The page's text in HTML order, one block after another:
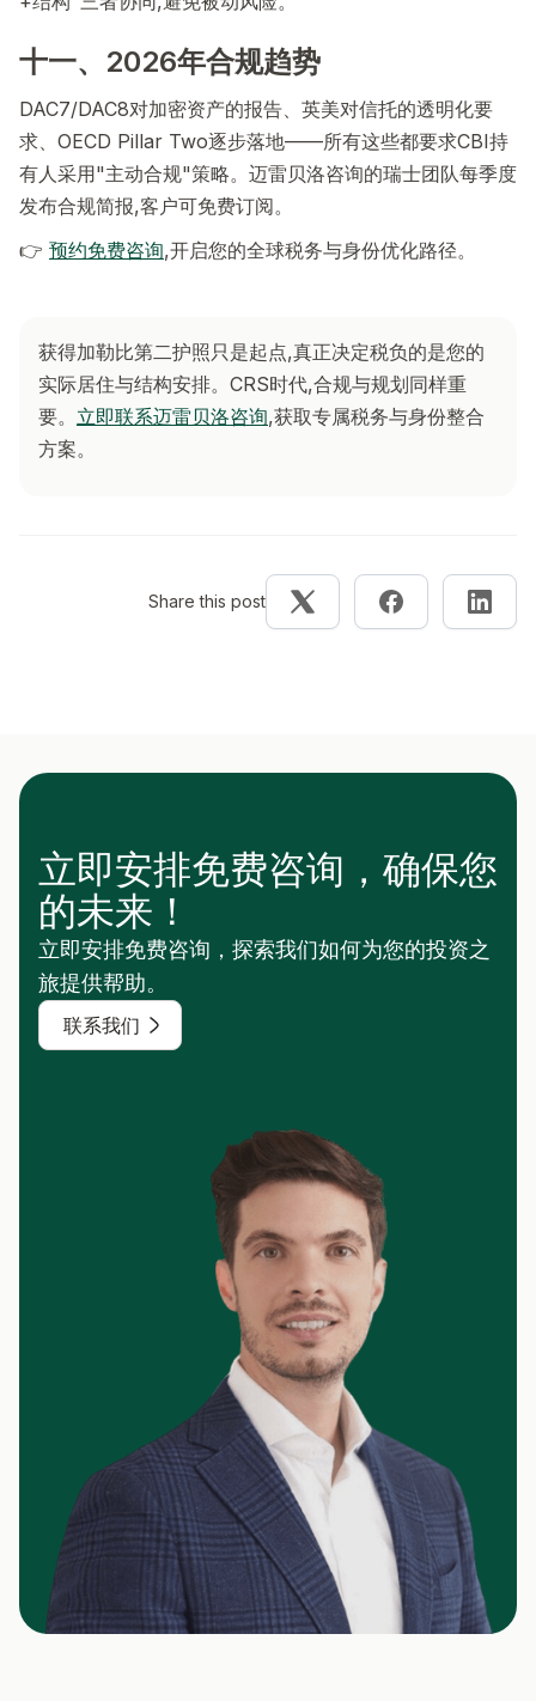
十一、2026年合规趋势
DAC7/DAC8对加密资产的报告、英美对信托的透明化要
求、OECD Pillar Two逐步落地——所有这些都要求CBI持
有人采用"主动合规"策略。迈雷贝洛咨询的瑞士团队每季度
发布合规简报,客户可免费订阅。
👉 预约免费咨询,开启您的全球税务与身份优化路径。
获得加勒比第二护照只是起点,真正决定税负的是您的
实际居住与结构安排。CRS时代,合规与规划同样重
要。 立即联系迈雷贝洛咨询,获取专属税务与身份整合
方案。
Share this post
立即安排免费咨询，确保您
的未来！
立即安排免费咨询，探索我们如何为您的投资之
旅提供帮助。
联系我们